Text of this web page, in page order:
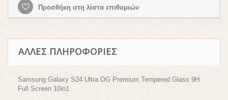
Προσθήκη στη λίστα επιθυμιών
ΆΛΛΕΣ ΠΛΗΡΟΦΟΡΊΕΣ
Samsung Galaxy S24 Ultra OG Premium Tempered Glass 9H
Full Screen 10in1